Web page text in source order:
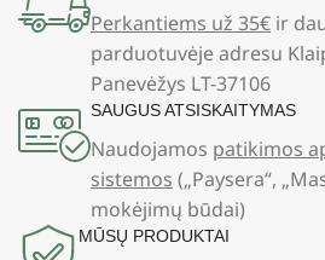
Perkantiems už 35€ ir
parduotuvėje adresu
Panevėžys LT-37106
SAUGUS ATSISKAITYMAS
Naudojamos patikimos
sistemos („Paysera“,
mokėjimų būdai)
MŪSŲ PRODUKTAI